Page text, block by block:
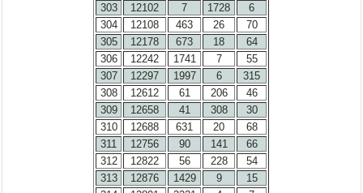
303
12102 7 1728
6
304
12108 463 26
70
305
12178 673 18
64
306
12242 1741 7
55
307
12297 1997 6
315
308
12612 61 206
46
309
12658 41 308
30
310
12688 631 20
68
311
12756 90 141
66
312
12822 56 228
54
313
12876 1429 9
15